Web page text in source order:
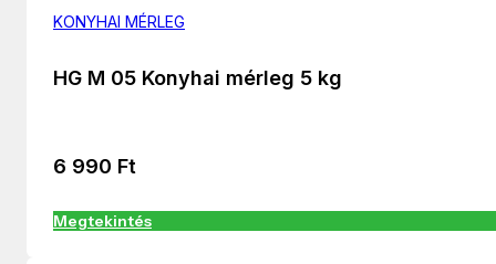
KONYHAI MÉRLEG
HG M 05 Konyhai mérleg 5 kg
6 990 Ft
Megtekintés